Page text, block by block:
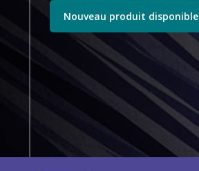
Nouveau produit disponible